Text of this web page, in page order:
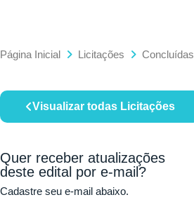
Página Inicial Licitações Concluídas
Visualizar todas Licitações
Quer receber atualizações
deste edital por e-mail?
Cadastre seu e-mail abaixo.